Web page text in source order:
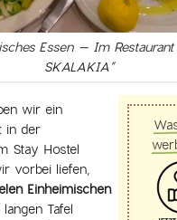
Essen – Im
SKALAKIA”
wir ein
in der
Stay Hostel
vorbei liefen,
Einheimischen
Tafel